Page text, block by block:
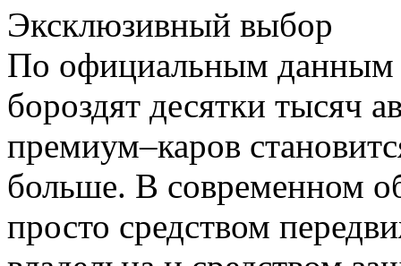
Эксклюзивный выбор
По официальным данным
бороздят десятки тысяч
премиум–каров
больше. В современном
просто средством